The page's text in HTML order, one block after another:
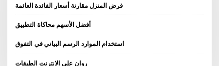
قرض المنزل مقارنة أسعار الفائدة العائمة
أفضل الأسهم محاكاة التطبيق
استخدام الموارد الرسم البياني في التفوق
روان على الانترنت الطبقات